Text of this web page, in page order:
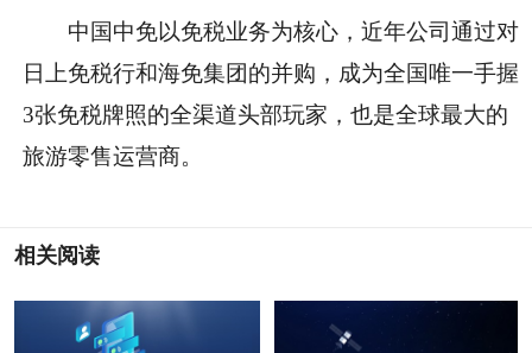
中国中免以免税业务为核心，近年公司通过对
日上免税行和海免集团的并购，成为全国唯一手握
3张免税牌照的全渠道头部玩家，也是全球最大的
旅游零售运营商。
相关阅读